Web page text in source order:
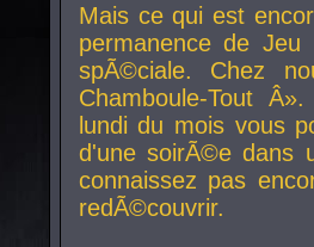
Mais ce qui est
permanence de
spÃ©ciale. Chez
Chamboule-Tout
lundi du mois vous
d'une soirÃ©e dans
connaissez pas
redÃ©couvrir.